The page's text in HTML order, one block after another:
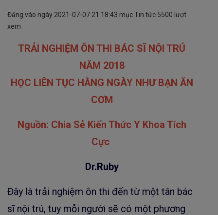
Đăng vào ngày 2021-07-07 21:18:43 mụcTin tức 5500 lượt
xem
TRẢI NGHIỆM ÔN THI BÁC SĨ NỘI TRÚ
NĂM 2018
HỌC LIÊN TỤC HẰNG NGÀY NHƯ BẠN ĂN
CƠM
Nguồn: Chia Sẻ Kiến Thức Y Khoa Tích
Cực
Dr.Ruby
Đây là trải nghiệm ôn thi đến từ một tân bác
sĩ nội trú, tuy mỗi người sẽ có một phương